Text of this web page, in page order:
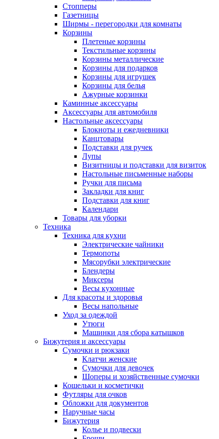
Стопперы
Газетницы
Ширмы - перегородки для комнаты
Корзины
Плетеные корзины
Текстильные корзины
Корзины металлические
Корзины для подарков
Корзины для игрушек
Корзины для белья
Ажурные корзинки
Каминные аксессуары
Аксессуары для автомобиля
Настольные аксессуары
Блокноты и ежедневники
Канцтовары
Подставки для ручек
Лупы
Визитницы и подставки для визиток
Настольные письменные наборы
Ручки для письма
Закладки для книг
Подставки для книг
Календари
Товары для уборки
Техника
Техника для кухни
Электрические чайники
Термопоты
Мясорубки электрические
Блендеры
Миксеры
Весы кухонные
Для красоты и здоровья
Весы напольные
Уход за одеждой
Утюги
Машинки для сбора катышков
Бижутерия и аксессуары
Сумочки и рюкзаки
Клатчи женские
Сумочки для девочек
Шоперы и хозяйственные сумочки
Кошельки и косметички
Футляры для очков
Обложки для документов
Наручные часы
Бижутерия
Колье и подвески